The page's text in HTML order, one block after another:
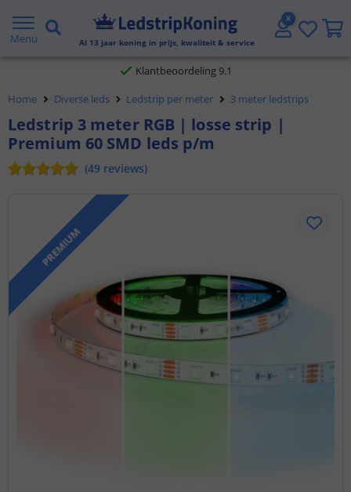
Menu Al 13 jaar koning in prijs, kwaliteit & service
Gratis verzending vanaf € 20,- NL en BE
Klantbeoordeling 9.1
Voor 23:45 uur besteld,morgen in huis
Home Diverse leds Ledstrip per meter 3 meter ledstrips
Ledstrip 3 meter RGB | losse strip |
Premium 60 SMD leds p/m
(49 reviews)
PREMIUM